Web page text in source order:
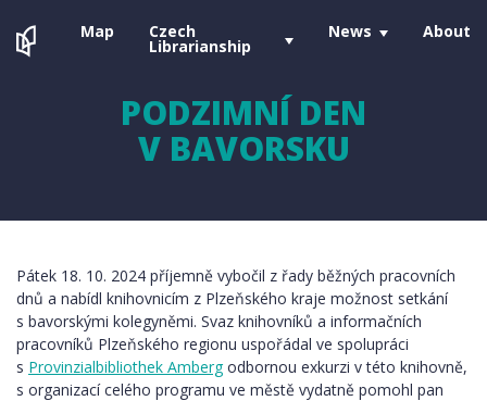
Map Czech
Librarianship
News About
PODZIMNÍ DEN
V BAVORSKU
Pátek 18. 10. 2024 příjemně vybočil z řady běžných pracovních
dnů a nabídl knihovnicím z Plzeňského kraje možnost setkání
s bavorskými kolegyněmi. Svaz knihovníků a informačních
pracovníků Plzeňského regionu uspořádal ve spolupráci
s Provinzialbibliothek Ambergodbornou exkurzi v této knihovně,
s organizací celého programu ve městě vydatně pomohl pan